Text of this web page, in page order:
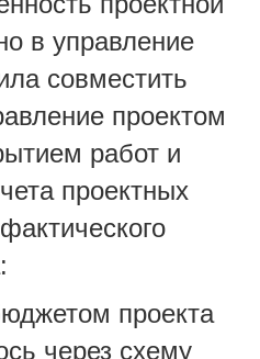
в управление
совместить
проектом
работ и
проектных
проекта
через схему